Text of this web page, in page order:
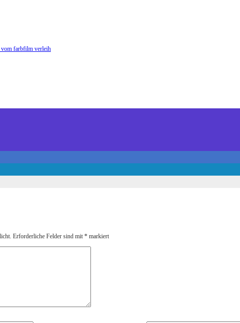
vom farbfilm verleih
Erforderliche Felder sind mit * markiert